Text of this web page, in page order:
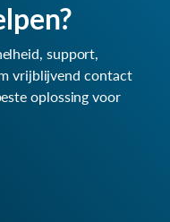
support,
vrijblijvend contact
oplossing voor